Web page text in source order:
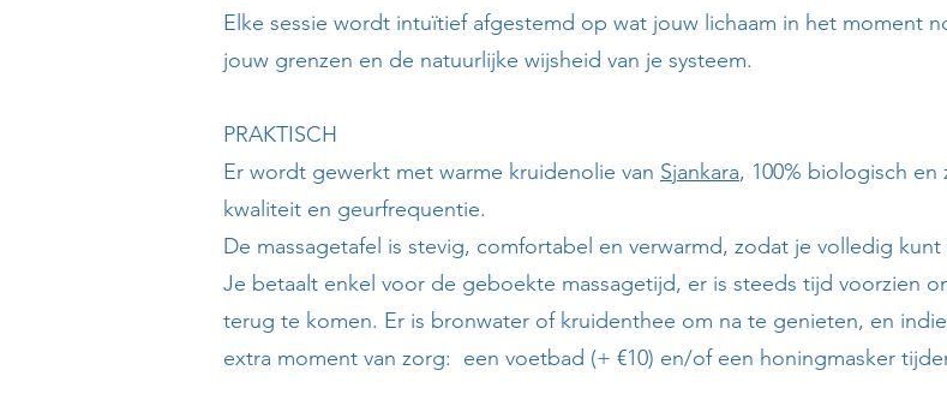
Elke sessie wordt intuïtief afgestemd op wat jouw lichaam in het moment
jouw grenzen en de natuurlijke wijsheid van je systeem.
PRAKTISCH
Er wordt gewerkt met warme kruidenolie van Sjankara, 100% biologisch
kwaliteit en geurfrequentie.
De massagetafel is stevig, comfortabel en verwarmd, zodat je volledig kunt
Je betaalt enkel voor de geboekte massagetijd, er is steeds tijd voorzien
terug te komen. Er is bronwater of kruidenthee om na te genieten, en
extra moment van zorg: een voetbad (+ €10) en/of een honingmasker